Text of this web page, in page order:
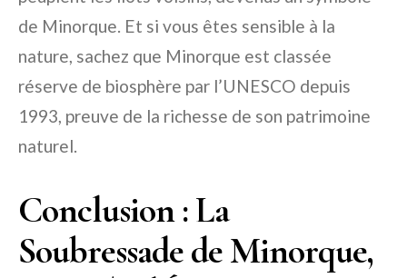
de Minorque. Et si vous êtes sensible à la
nature, sachez que Minorque est classée
réserve de biosphère par l’UNESCO depuis
1993, preuve de la richesse de son patrimoine
naturel.
Conclusion : La
Soubressade de Minorque,